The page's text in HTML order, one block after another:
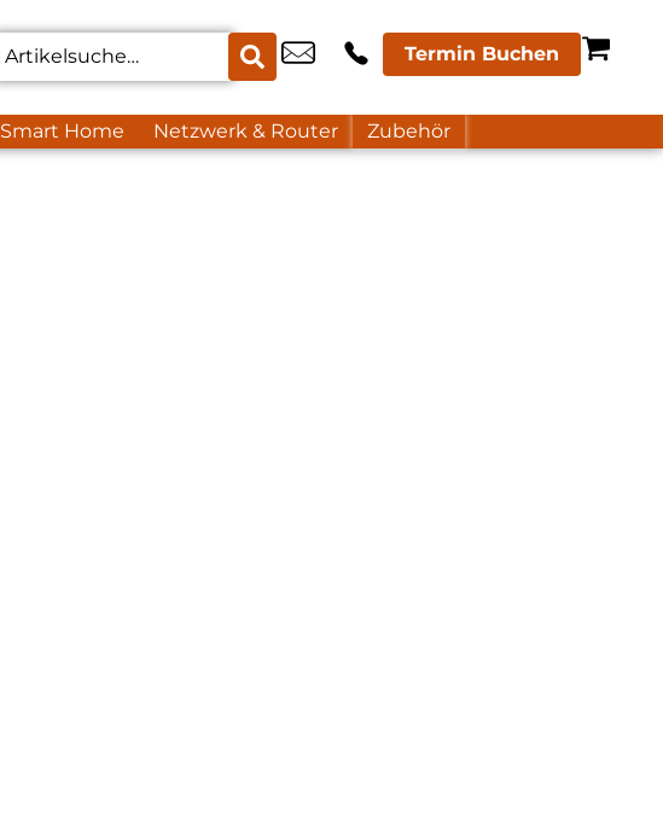
Termin Buchen
Smart Home Netzwerk & Router Zubehör